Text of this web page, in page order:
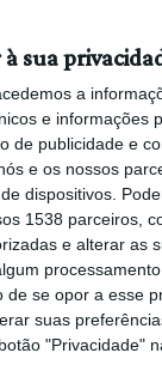
sua
a
e informações
de publicidade e
e os nossos
dispositivos.
1538 parceiros,
e alterar as
se opor a esse
suas
"Privacidade"
e o
se
norte
Pedro
15/
da
14/